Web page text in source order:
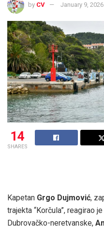
by CV January 9, 2026
14
SHARES
Kapetan Grgo Dujmović,
trajekta “Korčula”, reagirao
Dubrovačko-neretvanske,